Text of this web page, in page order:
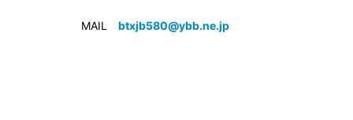
MAIL btxjb580@ybb.ne.jp